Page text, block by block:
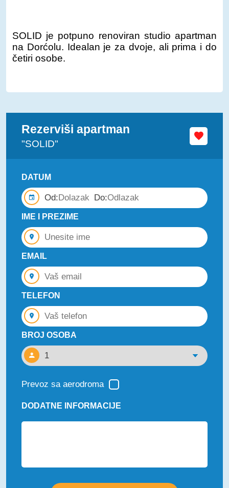
Rezerviši apartman
"SOLID"
DATUM
Od: Do:
IME I PREZIME
EMAIL
TELEFON
BROJ OSOBA
Prevoz sa aerodroma
DODATNE INFORMACIJE
SOLID je potpuno renoviran studio apartman
na Dorćolu. Idealan je za dvoje, ali prima i do
četiri osobe.